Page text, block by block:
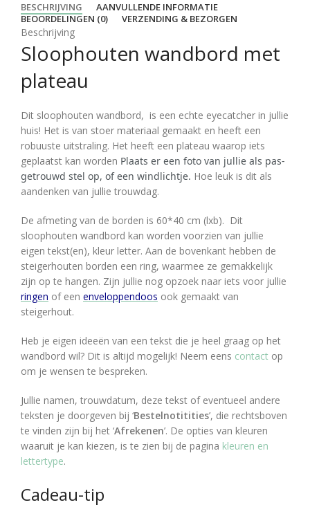
BESCHRIJVING
AANVULLENDE INFORMATIE
BEOORDELINGEN (0)
VERZENDING & BEZORGEN
Beschrijving
Sloophouten wandbord met
plateau
Dit sloophouten wandbord, is een echte eyecatcher in jullie
huis! Het is van stoer materiaal gemaakt en heeft een
robuuste uitstraling. Het heeft een plateau waarop iets
geplaatst kan worden Plaats er een foto van jullie als pas-
getrouwd stel op, of een windlichtje. Hoe leuk is dit als
aandenken van jullie trouwdag.
De afmeting van de borden is 60*40 cm (lxb). Dit
sloophouten wandbord kan worden voorzien van jullie
eigen tekst(en), kleur letter. Aan de bovenkant hebben de
steigerhouten borden een ring, waarmee ze gemakkelijk
zijn op te hangen. Zijn jullie nog opzoek naar iets voor jullie
ringen of een enveloppendoos ook gemaakt van
steigerhout.
Heb je eigen ideeën van een tekst die je heel graag op het
wandbord wil? Dit is altijd mogelijk! Neem eens contact op
om je wensen te bespreken.
Jullie namen, trouwdatum, deze tekst of eventueel andere
teksten je doorgeven bij ‘Bestelnotitities’, die rechtsboven
te vinden zijn bij het ‘Afrekenen’. De opties van kleuren
waaruit je kan kiezen, is te zien bij de pagina kleuren en
lettertype.
Cadeau-tip